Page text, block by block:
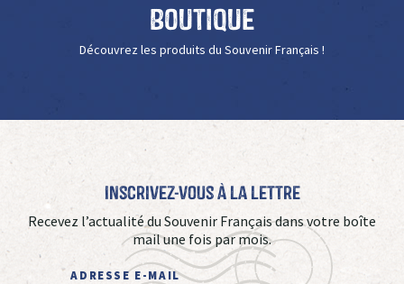
Boutique
Découvrez les produits du Souvenir Français !
Inscrivez-vous à La Lettre
Recevez l’actualité du Souvenir Français dans votre boîte
mail une fois par mois.
ADRESSE E-MAIL